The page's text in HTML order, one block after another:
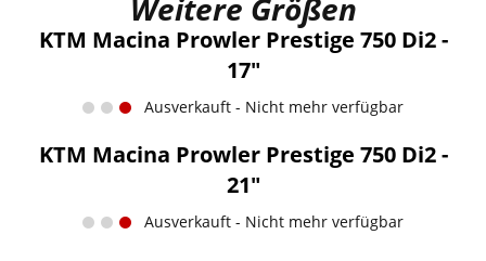
Weitere Größen
KTM Macina Prowler Prestige 750 Di2 -
17"
Ausverkauft - Nicht mehr verfügbar
KTM Macina Prowler Prestige 750 Di2 -
21"
Ausverkauft - Nicht mehr verfügbar